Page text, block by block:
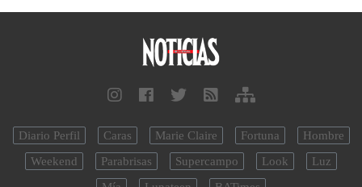
Diario Perfil Caras Marie Claire Fortuna
Hombre
Weekend
Parabrisas Supercampo Look
Luz